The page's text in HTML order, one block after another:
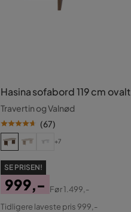
Hasina sofabord 119 cm ovalt
Travertin og Valnød
(67)
+7
SE PRISEN!
Pris
999,-
Original
Før1.499,-
Tidligere laveste pris 999,-